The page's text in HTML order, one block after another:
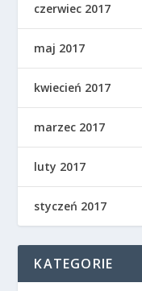
czerwiec 2017
maj 2017
kwiecień 2017
marzec 2017
luty 2017
styczeń 2017
KATEGORIE